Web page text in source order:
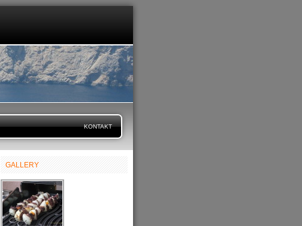
KONTAKT
GALLERY